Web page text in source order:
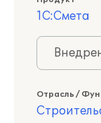
1С:Смета
Отрасль /